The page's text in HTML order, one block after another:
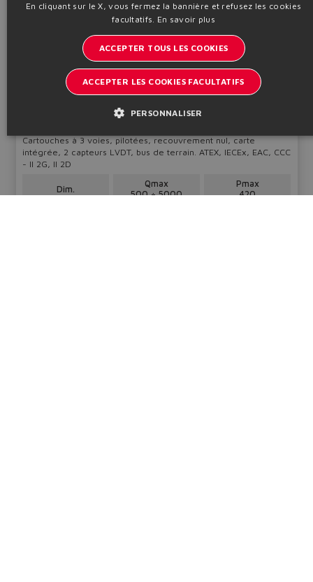
Servo-proportionnelles directionnelles
Cartouches à 3 voies, pilotées, recouvrement nul, carte
intégrée, 2 capteurs LVDT, bus de terrain. ATEX, IECEx, EAC, CCC
- II 2G, II 2D
Dim.
Qmax
500 ÷ 5000
Pmax
420
En cliquant sur le X, vous fermez la bannière et refusez les cookies
facultatifs. En savoir plus
ACCEPTER TOUS LES COOKIES
ACCEPTER LES COOKIES FACULTATIFS
PERSONNALISER